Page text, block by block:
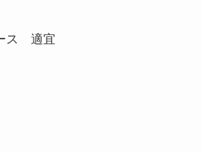
ス 適宜